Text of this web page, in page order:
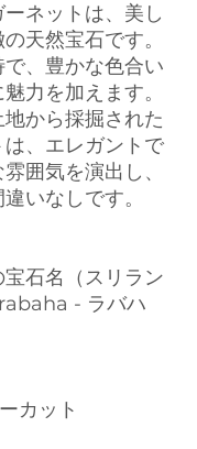
ネットは、美し
天然宝石です。
、豊かな色合い
力を加えます。
から採掘された
、エレガントで
囲気を演出し、
いなしです。
石名（スリラン
- ラバハ
カット